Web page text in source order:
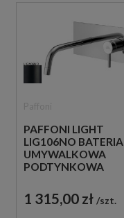
PAFFONI LIGHT
LIG106NO BATERIA
UMYWALKOWA
PODTYNKOWA
CZARNA
1 315,00 zł szt.